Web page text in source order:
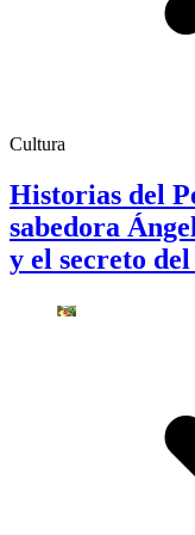
Cultura
Historias del
sabedora
y el secreto